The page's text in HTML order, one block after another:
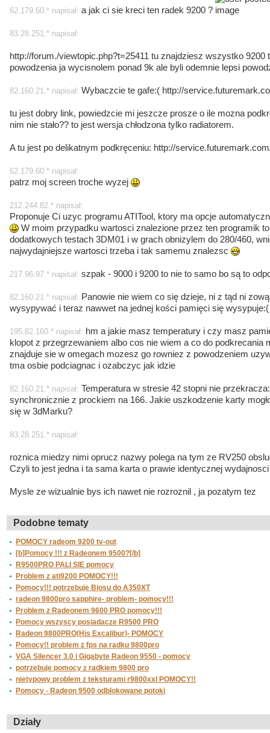
62.179.60.* napisał: a jak ci sie kreci ten radek 9200 ?
83.28.251.* napisał:
http://forum./viewtopic.php?t=25411 tu znajdziesz wszystko 9200
powodzenia ja wycisnolem ponad 9k ale byli odemnie lepsi
82.160.21.* napisał: Wybaczcie te gafe:( http://
tu jest dobry link, powiedzcie mi jeszcze prosze o ile mozna
nim nie stało?? to jest wersja chłodzona tylko radiatorem.
A tu jest po delikatnym podkręceniu: http://
62.179.60.* napisał:
patrz moj screen troche wyzej
212.244.82.* napisał:
Proponuje Ci uzyc programu ATITool, ktory ma opcje
W moim przypadku wartosci znalezione przez ten programik
dodatkowych testach 3DM01 i w grach obnizylem do 280/460,
najwydajniejsze wartosci trzeba i tak samemu znalezsc
217.96.97.* napisał: szpak - 9000 i 9200 to nie to samo bo są to
82.160.21.* napisał: Panowie nie wiem co się dzieje, ni z tąd ni
wysypywać i teraz nawwet na jednej kości pamięci się wysypuje:(
195.82.160.* napisał: hm a jakie masz temperatury i czy masz
klopot z przegrzewaniem albo cos nie wiem a co do podkrecania
znajduje sie w omegach mozesz go rowniez z powodzeniem
tma osbie podciagnac i ozabczyc jak idzie
82.160.21.* napisał: Temperatura w stresie 42 stopni nie
synchronicznie z prockiem na 166. Jakie uszkodzenie karty
się w 3dMarku?
83.28.251.* napisał:
roznica miedzy nimi oprucz nazwy polega na tym ze RV250
Czyli to jest jedna i ta sama karta o prawie identycznej wydajnosci
Mysle ze wizualnie bys ich nawet nie rozroznil , ja pozatym tez
Podobne tematy
POMOCY radeom 9200 tv-out
[b]Pomocy !!! z Radeonem 9500?[/b]
R9500PRO PALI SIE pomocy
Problem z ati9200 POMOCY!!!
Pomocy!!! potrzebuje Biosu do A350XT
radeon 9800pro sapphire- problem- pomocy!!!
Problem z Radeonem 9600 PRO pomocy!!!
Pomocy wszyscy posiadacze R9500 PRO
Radeon 9800PRO(His Excalibur)- POMOCY
Pomocy!! problem z fps na radku 9800pro
VGA Silencer 3.0 i Gigabyte Radeon 9550 - pomocy
potrzebuje pomocy z radkiem 9800 pro
nietypowy problem z teksturami r9800xxl POMOCY!!
Pomocy - Radeon 9500 odblokowane potoki
Działy